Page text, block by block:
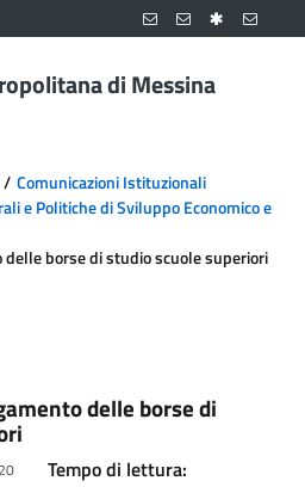
di Messina
Comunicazioni Istituzionali
e Politiche di Sviluppo Economico e
borse di studio scuole superiori
delle borse di
Tempo di lettura: